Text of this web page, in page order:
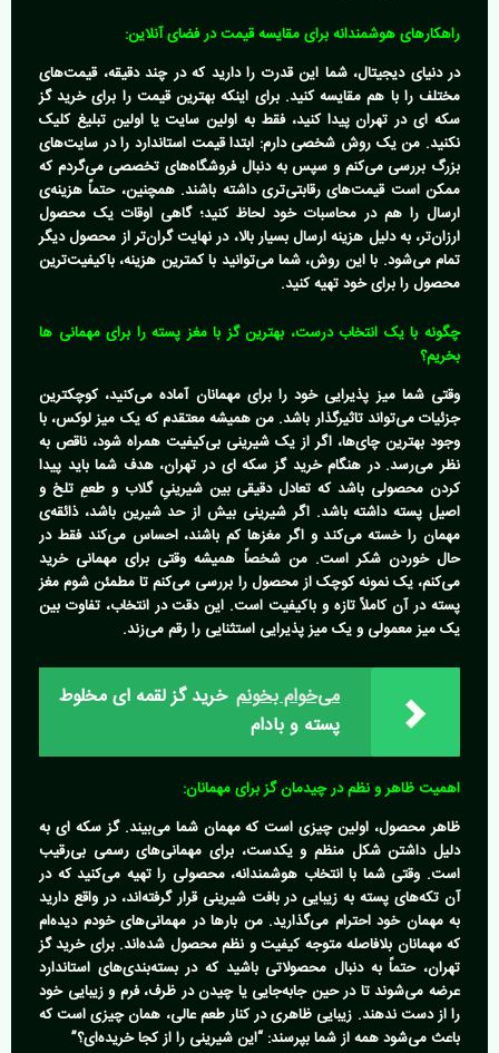
راهکارهای هوشمندانه برای مقایسه قیمت در فضای آنلاین:
در دنیای دیجیتال، شما این قدرت را دارید که در چند دقیقه، قیمت‌های
مختلف را با هم مقایسه کنید. برای اینکه بهترین قیمت را برایخرید گز
سکه ای در تهرانپیدا کنید، فقط به اولین سایت یا اولین تبلیغ کلیک
نکنید. من یک روش شخصی دارم: ابتدا قیمت استاندارد را در سایت‌های
بزرگ بررسی می‌کنم و سپس به دنبال فروشگاه‌های تخصصی می‌گردم که
ممکن است قیمت‌های رقابتی‌تری داشته باشند. همچنین، حتماً هزینه‌ی
ارسال را هم در محاسبات خود لحاظ کنید؛ گاهی اوقات یک محصول
ارزان‌تر، به دلیل هزینه ارسال بسیار بالا، در نهایت گران‌تر از محصول دیگر
تمام می‌شود. با این روش، شما می‌توانید با کمترین هزینه، باکیفیت‌ترین
محصول را برای خود تهیه کنید.
چگونه با یک انتخاب درست، بهترین گز با مغز پسته را برای مهمانی ها
بخریم؟
وقتی شما میز پذیرایی خود را برای مهمانان آماده می‌کنید، کوچکترین
جزئیات می‌تواند تاثیرگذار باشد. من همیشه معتقدم که یک میز لوکس، با
وجود بهترین چای‌ها، اگر از یک شیرینی بی‌کیفیت همراه شود، ناقص به
نظر می‌رسد. در هنگامخرید گز سکه ای در تهران، هدف شما باید پیدا
کردن محصولی باشد که تعادل دقیقی بین شیرینیِ گلاب و طعمِ تلخ و
اصیل پسته داشته باشد. اگر شیرینی بیش از حد شیرین باشد، ذائقه‌ی
مهمان را خسته می‌کند و اگر مغزها کم باشند، احساس می‌کند فقط در
حال خوردن شکر است. من شخصاً همیشه وقتی برای مهمانی خرید
می‌کنم، یک نمونه کوچک از محصول را بررسی می‌کنم تا مطمئن شوم مغز
پسته در آن کاملاً تازه و باکیفیت است. این دقت در انتخاب، تفاوت بین
یک میز معمولی و یک میز پذیرایی استثنایی را رقم می‌زند.
می‌خوام بخونم خرید گز لقمه ای مخلوط
پسته و بادام
اهمیت ظاهر و نظم در چیدمان گز برای مهمانان:
ظاهر محصول، اولین چیزی است که مهمان شما می‌بیند. گز سکه ای به
دلیل داشتن شکل منظم و یکدست، برای مهمانی‌های رسمی بی‌رقیب
است. وقتی شما با انتخاب هوشمندانه، محصولی را تهیه می‌کنید که در
آن تکه‌های پسته به زیبایی در بافت شیرینی قرار گرفته‌اند، در واقع دارید
به مهمان خود احترام می‌گذارید. من بارها در مهمانی‌های خودم دیده‌ام
که مهمانان بلافاصله متوجه کیفیت و نظم محصول شده‌اند. برایخرید گز
تهران، حتماً به دنبال محصولاتی باشید که در بسته‌بندی‌های استاندارد
عرضه می‌شوند تا در حین جابه‌جایی یا چیدن در ظرف، فرم و زیبایی خود
را از دست ندهند. زیبایی ظاهری در کنار طعم عالی، همان چیزی است که
باعث می‌شود همه از شما بپرسند: “این شیرینی را از کجا خریده‌ای؟”